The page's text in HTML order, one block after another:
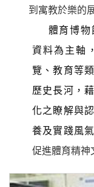
到寓教於樂的
體育博物
資料為主軸
覽、教育等
歷史長河，
化之瞭解與
養及實踐風氣
促進體育精神